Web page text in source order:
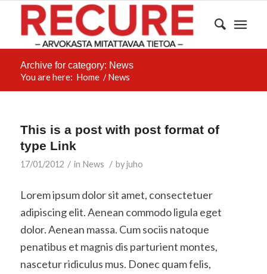
Archive for category: News
You are here: Home / News
This is a post with post format of
type Link
17/01/2012 / in News / byjuho
Lorem ipsum dolor sit amet, consectetuer
adipiscing elit. Aenean commodo ligula eget
dolor. Aenean massa. Cum sociis natoque
penatibus et magnis dis parturient montes,
nascetur ridiculus mus. Donec quam felis,